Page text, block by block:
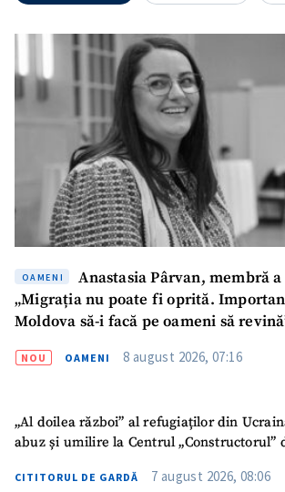
OAMENI
Anastasia Pârvan, membră
„Migrația nu poate fi oprită.
Moldova să-i facă pe oameni să
NOU OAMENI 8 august 2026, 07:16
„Al doilea război” al refugiaților din
abuz și umilire la Centrul „Constructorul”
CITITORUL DE GARDĂ 7 august 2026, 08:06